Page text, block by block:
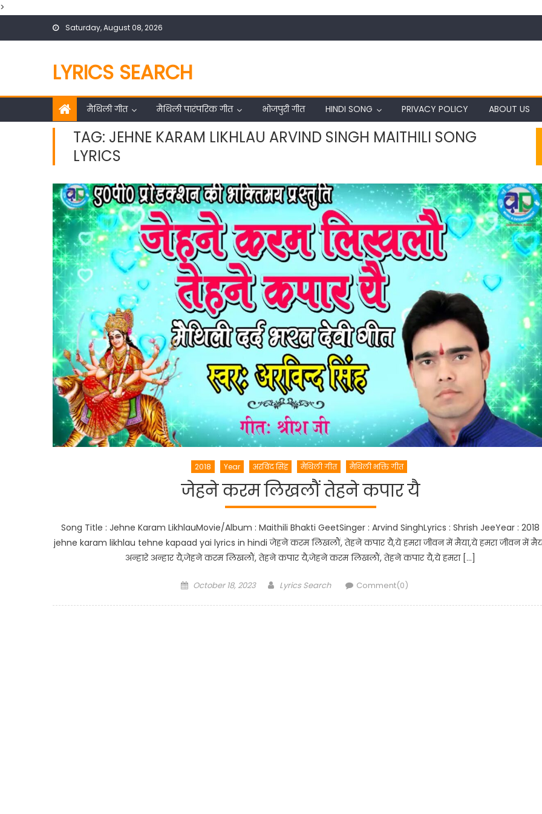
>
Saturday, August 08, 2026
LYRICS SEARCH
मैथिली गीत मैथिली पारंपरिक गीत भोजपुरी गीत HINDI SONG PRIVACY POLICY ABOUT US
TAG: JEHNE KARAM LIKHLAU ARVIND SINGH MAITHILI SONG
LYRICS
2018 Year अरविंद सिंह मैथिली गीत मैथिली भक्ति गीत
जेहने करम लिखलौं तेहने कपार यै
Song Title : Jehne Karam LikhlauMovie/Album : Maithili Bhakti GeetSinger : Arvind SinghLyrics : Shrish JeeYear : 2018
jehne karam likhlau tehne kapaad yai lyrics in hindi जेहने करम लिखलौं, तेहने कपार यै,ये हमरा जीवन में मैया,ये हमरा जीवन में
अन्हारे अन्हार यै,जेहने करम लिखलौं, तेहने कपार यै,जेहने करम लिखलौं, तेहने कपार यै,ये हमरा […]
Posted
October 18, 2023 Author
Lyrics Search Comment(0)